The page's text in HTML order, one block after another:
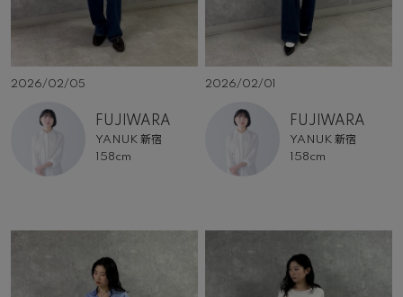
2026/02/05
FUJIWARA
YANUK 新宿
158cm
2026/02/01
FUJIWARA
YANUK 新宿
158cm